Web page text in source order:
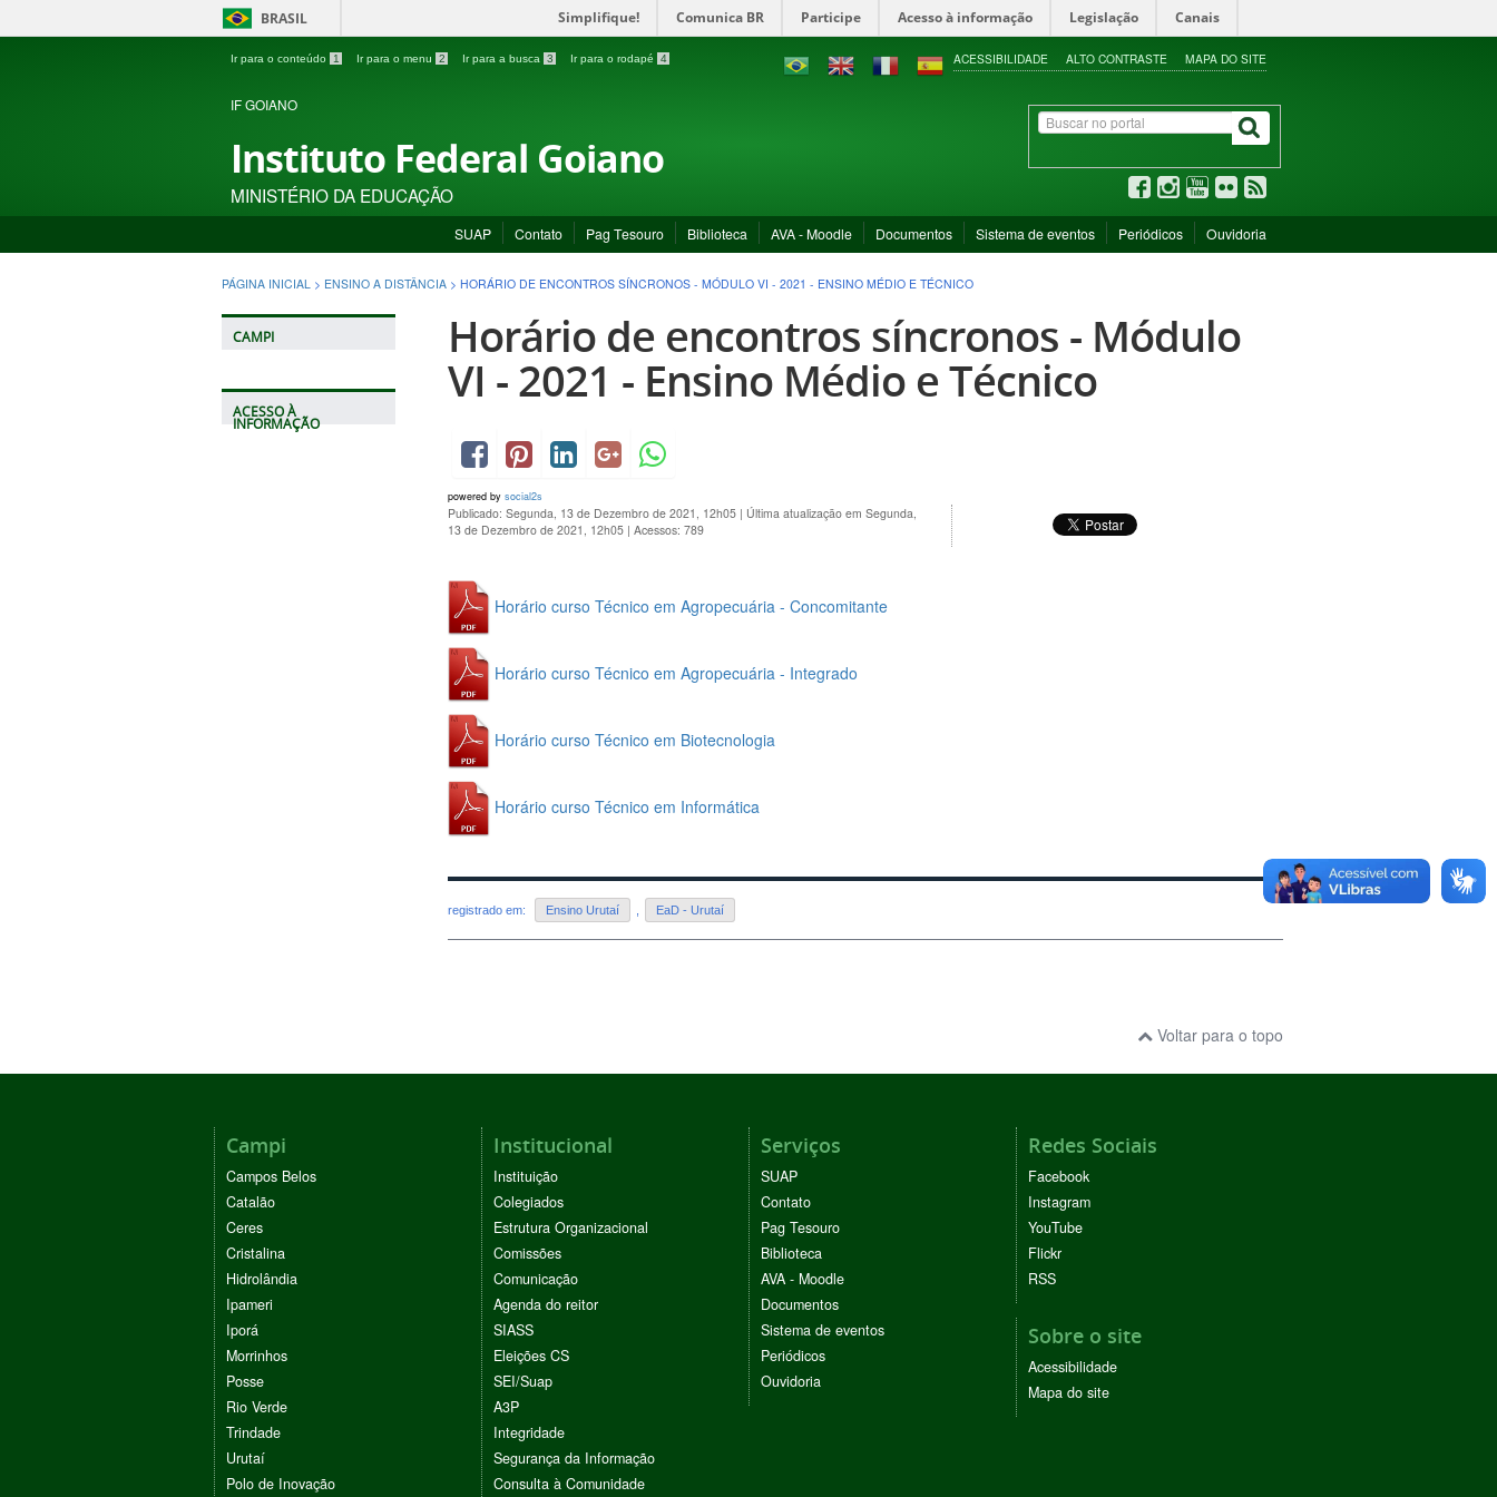
BRASIL Simplifique! Comunica BR Participe Acesso à informação Legislação Canais
Ir para o conteúdo 1 Ir para o menu 2 Ir para a busca 3 Ir para o rodapé 4 ACESSIBILIDADE ALTO CONTRASTE MAPA DO SITE
IF GOIANO
Instituto Federal Goiano
MINISTÉRIO DA EDUCAÇÃO
SUAP Contato Pag Tesouro Biblioteca AVA - Moodle Documentos Sistema de eventos Periódicos Ouvidoria
PÁGINA INICIAL > ENSINO A DISTÂNCIA > HORÁRIO DE ENCONTROS SÍNCRONOS - MÓDULO VI - 2021 - ENSINO MÉDIO E TÉCNICO
CAMPI
ACESSO À
INFORMAÇÃO
Horário de encontros síncronos - Módulo
VI - 2021 - Ensino Médio e Técnico
powered by social2s
Publicado: Segunda, 13 de Dezembro de 2021, 12h05 | Última atualização em Segunda,
13 de Dezembro de 2021, 12h05 | Acessos: 789
Horário curso Técnico em Agropecuária - Concomitante
Horário curso Técnico em Agropecuária - Integrado
Horário curso Técnico em Biotecnologia
Horário curso Técnico em Informática
registrado em: Ensino Urutaí EaD - Urutaí
Voltar para o topo
Campi
Campos Belos
Catalão
Ceres
Cristalina
Hidrolândia
Ipameri
Iporá
Morrinhos
Posse
Rio Verde
Trindade
Urutaí
Polo de Inovação
Institucional
Instituição
Colegiados
Estrutura Organizacional
Comissões
Comunicação
Agenda do reitor
SIASS
Eleições CS
SEI/Suap
A3P
Integridade
Segurança da Informação
Consulta à Comunidade
Serviços
SUAP
Contato
Pag Tesouro
Biblioteca
AVA - Moodle
Documentos
Sistema de eventos
Periódicos
Ouvidoria
Redes Sociais
Facebook
Instagram
YouTube
Flickr
RSS
Sobre o site
Acessibilidade
Mapa do site